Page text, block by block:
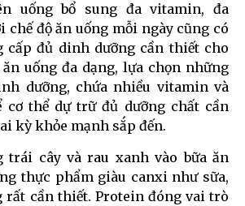
uống bổ sung đa vitamin, đa
chế độ ăn uống mỗi ngày cũng có
cấp đủ dinh dưỡng cần thiết cho
ăn uống đa dạng, lựa chọn những
dưỡng, chứa nhiều vitamin và
cơ thể dự trữ đủ dưỡng chất cần
kỳ khỏe mạnh sắp đến.
trái cây và rau xanh vào bữa ăn
thực phẩm giàu canxi như sữa,
rất cần thiết. Protein đóng vai trò